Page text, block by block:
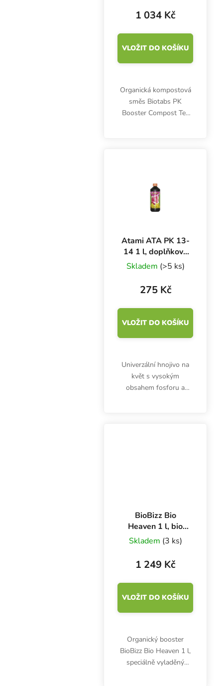
1 034 Kč
VLOŽIT DO KOŠÍKU
Organická kompostová
směs Biotabs PK
Booster Compost Tea
Atami ATA PK 13-
14 1 l, doplňkové
květové hnojivo
Skladem (>5 ks)
275 Kč
VLOŽIT DO KOŠÍKU
Univerzální hnojivo na
květ s vysokým
obsahem fosforu a
BioBizz Bio
Heaven 1 l, bio
booster
Skladem (3 ks)
1 249 Kč
VLOŽIT DO KOŠÍKU
Organický booster
BioBizz Bio Heaven 1 l,
speciálně vyladěný